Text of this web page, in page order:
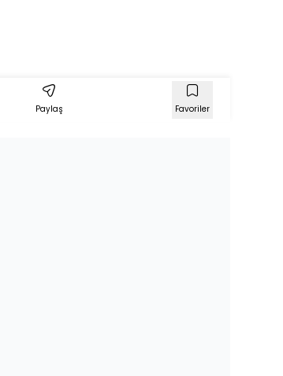
Paylaş Favoriler